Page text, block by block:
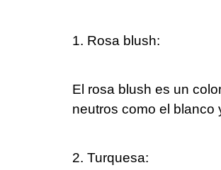
1. Rosa blush:
El rosa blush es un
neutros como el blanco
2. Turquesa: